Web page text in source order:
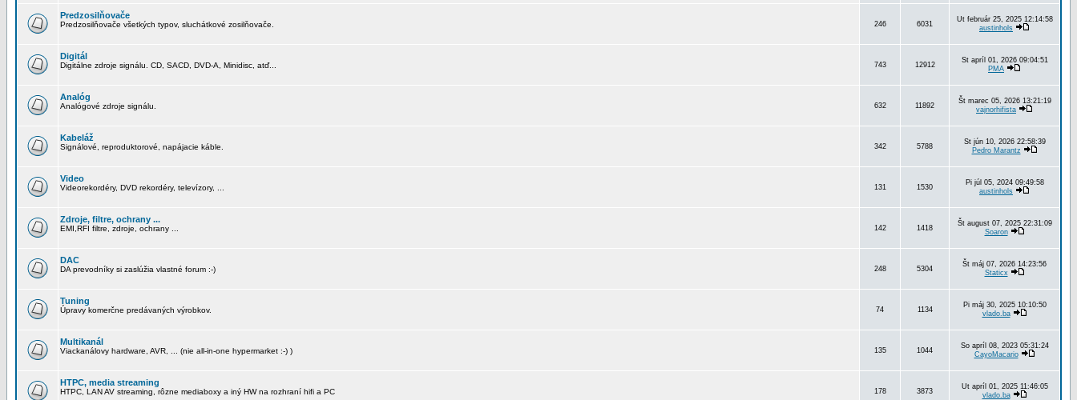
Predzosilňovače
Predzosilňovače všetkých typov, sluchátkové zosilňovače. 246 6031
Ut február 25, 2025 12:14:58
austinhols
Digitál
Digitálne zdroje signálu. CD, SACD, DVD-A, Minidisc, atď... 743 12912
St apríl 01, 2026 09:04:51
PMA
Analóg
Analógové zdroje signálu. 632 11892
Št marec 05, 2026 13:21:19
vajnorhifista
Kabeláž
Signálové, reproduktorové, napájacie káble. 342 5788
St jún 10, 2026 22:58:39
Pedro Marantz
Video
Videorekordéry, DVD rekordéry, televízory, ... 131 1530
Pi júl 05, 2024 09:49:58
austinhols
Zdroje, filtre, ochrany ...
EMI,RFI filtre, zdroje, ochrany ... 142 1418
Št august 07, 2025 22:31:09
Soaron
DAC
DA prevodníky si zaslúžia vlastné forum :-) 248 5304
Št máj 07, 2026 14:23:56
Staticx
Tuning
Úpravy komerčne predávaných výrobkov. 74 1134
Pi máj 30, 2025 10:10:50
vlado.ba
Multikanál
Viackanálovy hardware, AVR, ... (nie all-in-one hypermarket :-) ) 135 1044
So apríl 08, 2023 05:31:24
CayoMacario
HTPC, media streaming
HTPC, LAN AV streaming, rôzne mediaboxy a iný HW na rozhraní hifi a PC 178 3873
Ut apríl 01, 2025 11:46:05
vlado.ba